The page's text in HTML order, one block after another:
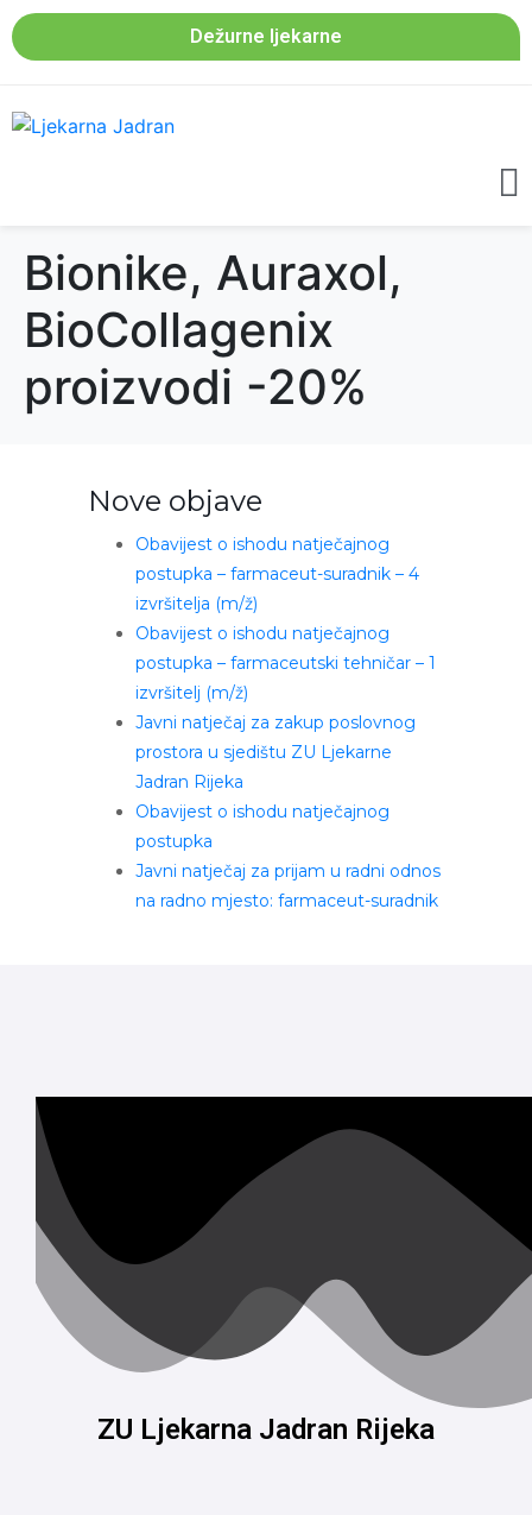
Dežurne ljekarne
Bionike, Auraxol,
BioCollagenix
proizvodi -20%
Nove objave
Obavijest o ishodu natječajnog
postupka – farmaceut-suradnik – 4
izvršitelja (m/ž)
Obavijest o ishodu natječajnog
postupka – farmaceutski tehničar – 1
izvršitelj (m/ž)
Javni natječaj za zakup poslovnog
prostora u sjedištu ZU Ljekarne
Jadran Rijeka
Obavijest o ishodu natječajnog
postupka
Javni natječaj za prijam u radni odnos
na radno mjesto: farmaceut-suradnik
ZU Ljekarna Jadran Rijeka